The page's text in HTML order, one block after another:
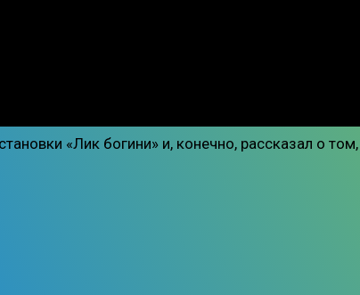
«Лик богини» и, конечно, рассказал о том,